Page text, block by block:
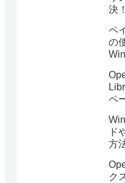
決！
ペ
の
ペ
ド
方
ク